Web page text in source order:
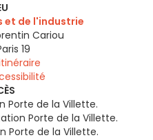
et de l'industrie
Cariou
19
Porte de la Villette.
Porte de la Villette.
Porte de la Villette.